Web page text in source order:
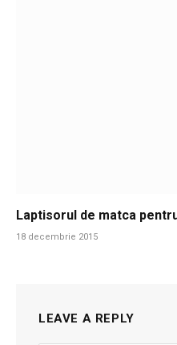
Laptisorul de matca
18 decembrie 2015
LEAVE A REPLY